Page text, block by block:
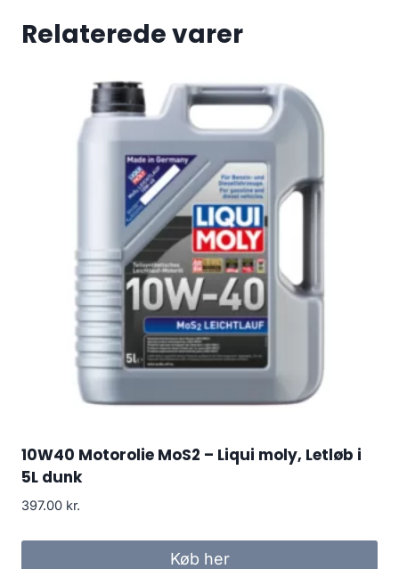
Relaterede varer
10W40 Motorolie MoS2 – Liqui moly, Letløb i
5L dunk
397.00 kr.
Køb her